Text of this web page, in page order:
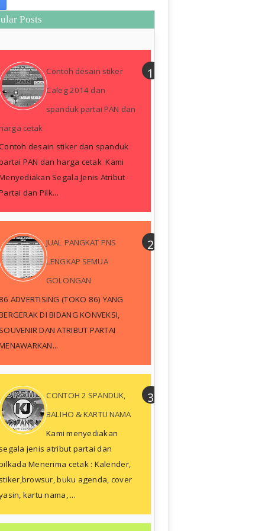
Posts
Contoh desain stiker
Caleg 2014 dan
spanduk partai PAN dan
cetak
desain stiker dan spanduk
PAN dan harga cetak Kami
Segala Jenis Atribut
dan Pilk...
JUAL PANGKAT PNS
LENGKAP SEMUA
GOLONGAN
ADVERTISING (TOKO 86) YANG
DI BIDANG KONVEKSI,
DAN ATRIBUT PARTAI
CONTOH 2 SPANDUK,
BALIHO & KARTU NAMA
Kami menyediakan
jenis atribut partai dan
Menerima cetak : Kalender,
buku agenda, cover
kartu nama, ...